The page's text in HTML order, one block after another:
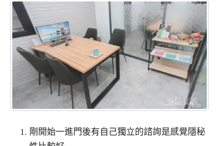
剛開始一進門後有自己獨立的諮詢是感覺隱秘